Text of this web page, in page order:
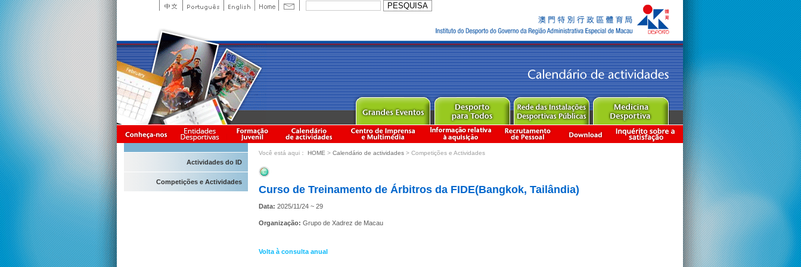
Actividades do ID
Competições e Actividades
Você está aqui： HOME > Calendário de actividades > Competições e Actividades
Curso de Treinamento de Árbitros da FIDE(Bangkok, Tailândia)
Data: 2025/11/24 ~ 29
Organização: Grupo de Xadrez de Macau
Volta à consulta anual